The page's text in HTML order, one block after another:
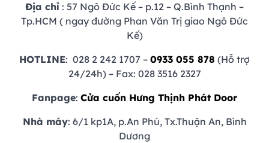
Địa chỉ : 57 Ngô Đức Kế – p.12 – Q.Bình Thạnh –
Tp.HCM ( ngay đường Phan Văn Trị giao Ngô Đức
Kế)
HOTLINE: 028 2 242 1707 – 0933 055 878 (Hỗ trợ
24/24h) – Fax: 028 3516 2327
Fanpage: Cửa cuốn Hưng Thịnh Phát Door
Nhà máy: 6/1 kp1A, p.An Phú, Tx.Thuận An, Bình
Dương